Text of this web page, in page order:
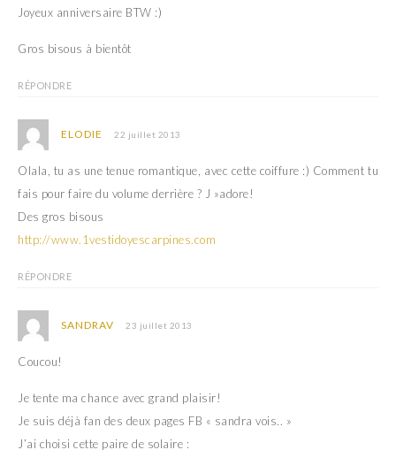
Joyeux anniversaire BTW :)
Gros bisous à bientôt
RÉPONDRE
ELODIE 22 juillet 2013
Olala, tu as une tenue romantique, avec cette coiffure :) Comment tu
fais pour faire du volume derrière ? J »adore!
Des gros bisous
http://www.1vestidoyescarpines.com
RÉPONDRE
SANDRAV 23 juillet 2013
Coucou!
Je tente ma chance avec grand plaisir!
Je suis déjà fan des deux pages FB « sandra vois.. »
J’ai choisi cette paire de solaire :